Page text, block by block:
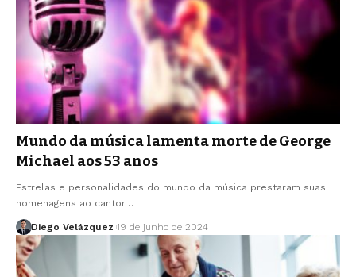
Mundo da música lamenta morte de George
Michael aos 53 anos
Estrelas e personalidades do mundo da música prestaram suas
homenagens ao cantor…
Diego Velázquez 19 de junho de 2024